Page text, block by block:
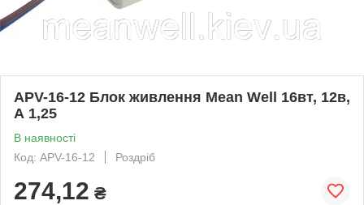
APV-16-12 Блок живлення Mean Well 16вт, 12в,
А 1,25
В наявності
Код: APV-16-12
Роздріб
274,12 ₴